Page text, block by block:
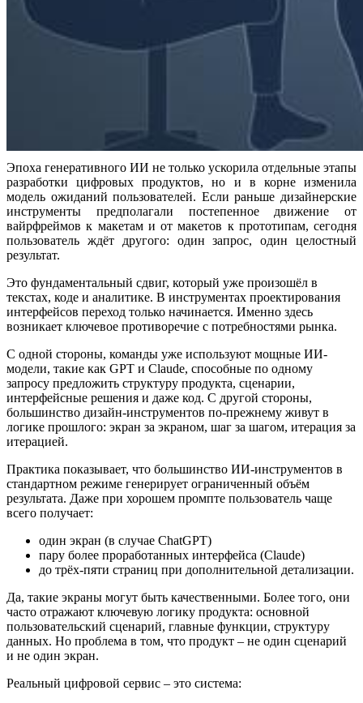
Эпоха генеративного ИИ не только ускорила отдельные этапы
разработки цифровых продуктов, но и в корне изменила
модель ожиданий пользователей. Если раньше дизайнерские
инструменты предполагали постепенное движение от
вайрфреймов к макетам и от макетов к прототипам, сегодня
пользователь ждёт другого: один запрос, один целостный
результат.
Это фундаментальный сдвиг, который уже произошёл в
текстах, коде и аналитике. В инструментах проектирования
интерфейсов переход только начинается. Именно здесь
возникает ключевое противоречие с потребностями рынка.
С одной стороны, команды уже используют мощные ИИ-
модели, такие как GPT и Claude, способные по одному
запросу предложить структуру продукта, сценарии,
интерфейсные решения и даже код. С другой стороны,
большинство дизайн-инструментов по-прежнему живут в
логике прошлого: экран за экраном, шаг за шагом, итерация за
итерацией.
Практика показывает, что большинство ИИ-инструментов в
стандартном режиме генерирует ограниченный объём
результата. Даже при хорошем промпте пользователь чаще
всего получает:
один экран (в случае ChatGPT)
пару более проработанных интерфейса (Claude)
до трёх-пяти страниц при дополнительной детализации.
Да, такие экраны могут быть качественными. Более того, они
часто отражают ключевую логику продукта: основной
пользовательский сценарий, главные функции, структуру
данных. Но проблема в том, что продукт – не один сценарий
и не один экран.
Реальный цифровой сервис – это система: